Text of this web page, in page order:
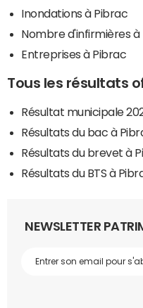
Inondations à Pibrac
Nombre d'infirmières à
Entreprises à Pibrac
Tous les résultats
Résultat municipale
Résultats du bac à
Résultats du brevet à
Résultats du BTS à
NEWSLETTER